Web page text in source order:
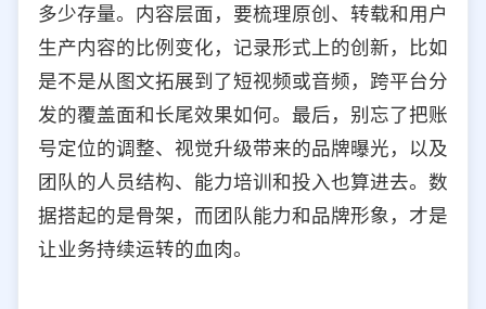
多少存量。内容层面，要梳理原创、转载和用户
生产内容的比例变化，记录形式上的创新，比如
是不是从图文拓展到了短视频或音频，跨平台分
发的覆盖面和长尾效果如何。最后，别忘了把账
号定位的调整、视觉升级带来的品牌曝光，以及
团队的人员结构、能力培训和投入也算进去。数
据搭起的是骨架，而团队能力和品牌形象，才是
让业务持续运转的血肉。